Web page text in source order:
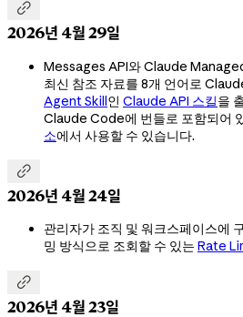

2026년 4월 29일
Messages API와 Claude
최신 참조 자료를 8개 언어로
Agent Skill인 Claude API 스킬을
Claude Code에 번들로 포함되어
소에서 사용할 수 있습니다.

2026년 4월 24일
관리자가 조직 및 워크스페이스에
밍 방식으로 조회할 수 있는 Rate

2026년 4월 23일